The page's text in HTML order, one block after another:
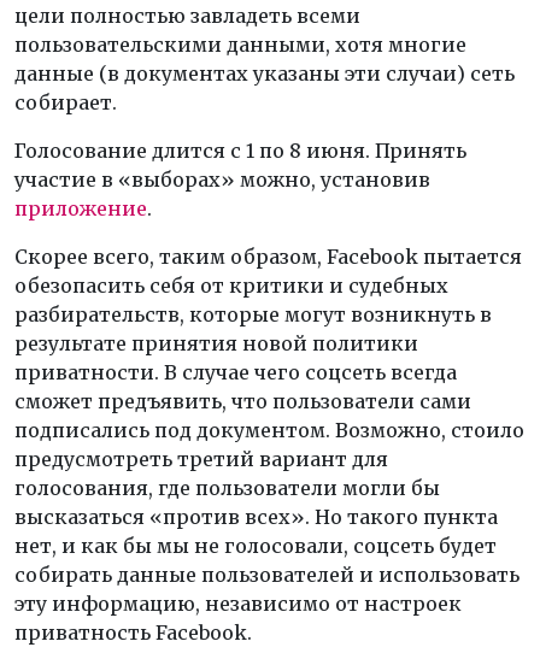
цели полностью завладеть всеми
пользовательскими данными, хотя многие
данные (в документах указаны эти случаи) сеть
собирает.
Голосование длится с 1 по 8 июня. Принять
участие в «выборах» можно, установив
приложение.
Скорее всего, таким образом, Facebook пытается
обезопасить себя от критики и судебных
разбирательств, которые могут возникнуть в
результате принятия новой политики
приватности. В случае чего соцсеть всегда
сможет предъявить, что пользователи сами
подписались под документом. Возможно, стоило
предусмотреть третий вариант для
голосования, где пользователи могли бы
высказаться «против всех». Но такого пункта
нет, и как бы мы не голосовали, соцсеть будет
собирать данные пользователей и использовать
эту информацию, независимо от настроек
приватность Facebook.